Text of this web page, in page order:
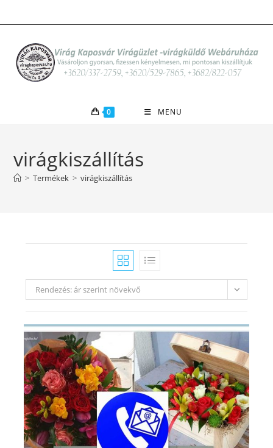
to
0 MENU
virágkiszállítás
> Termékek > virágkiszállítás
Rendezés: ár szerint növekvő